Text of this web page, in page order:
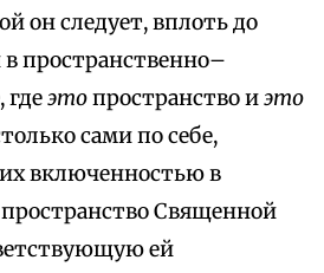
он следует, вплоть до
пространственно–
гдеэтопространство иэто
сами по себе,
их включенностью в
Священной
ей